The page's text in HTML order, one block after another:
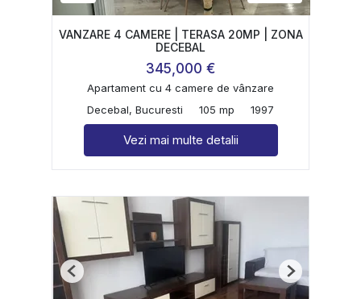
VANZARE 4 CAMERE | TERASA 20MP | ZONA
DECEBAL
345,000 €
Apartament cu 4 camere de vânzare
Decebal, Bucuresti
105 mp 1997
Vezi mai multe detalii
Previous Next